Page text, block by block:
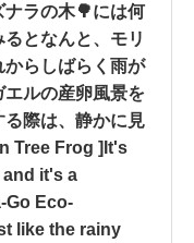
ラの木🌳には何
となんと、モリ
らしばらく雨が
ルの産卵風景を
際は、静かに見
Tree Frog ]It's
it's a
Go Eco-
like the rainy